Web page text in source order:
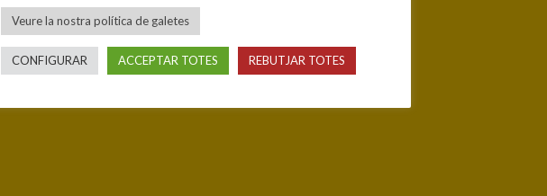
Veure la nostra política de galetes
CONFIGURAR ACCEPTAR TOTES REBUTJAR TOTES